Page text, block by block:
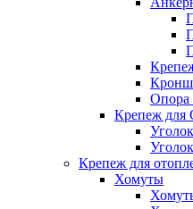
Опора
Крепеж для
Крепеж для
Хомуты